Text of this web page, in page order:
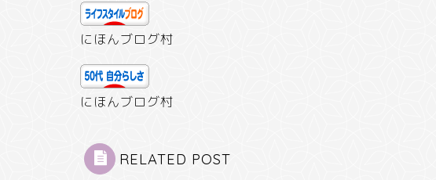
にほんブログ村
にほんブログ村
RELATED POST